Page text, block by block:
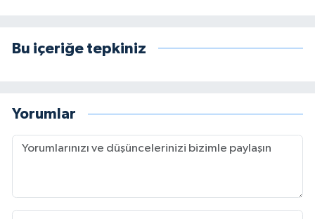
Bu içeriğe tepkiniz
Yorumlar